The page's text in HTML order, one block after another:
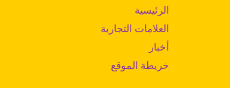
الرئيسية
العلامات التجارية
أخبار
خريطة الموقع